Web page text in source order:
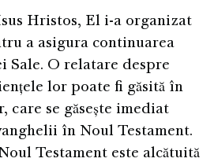
Hristos, El i-a organizat
a asigura continuarea
Sale. O relatare despre
lor poate fi găsită în
care se găsește imediat
în Noul Testament.
Testament este alcătuită